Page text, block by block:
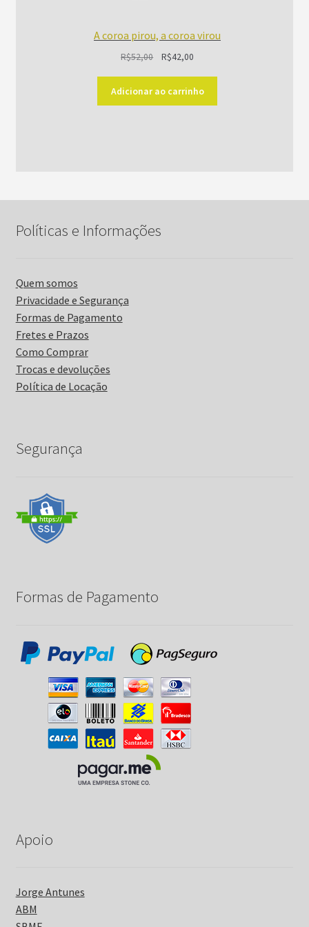
A coroa pirou, a coroa virou
R$52,00
original
era:
R$42,00O
atual
é:
Adicionar ao carrinho
Políticas e Informações
Quem somos
Privacidade e Segurança
Formas de Pagamento
Fretes e Prazos
Como Comprar
Trocas e devoluções
Política de Locação
Segurança
Formas de Pagamento
Apoio
Jorge Antunes
ABM